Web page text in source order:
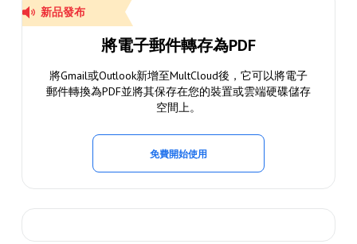
新品發布
將電子郵件轉存為PDF
將Gmail或Outlook新增至MultCloud後，它可以將電子
郵件轉換為PDF並將其保存在您的裝置或雲端硬碟儲存
空間上。
免費開始使用